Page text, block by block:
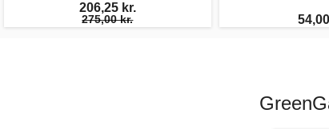
206,25 kr.
275,00 kr.